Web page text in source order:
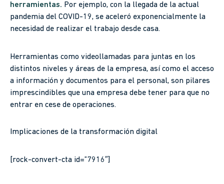
herramientas. Por ejemplo, con la llegada de la actual
pandemia del COVID-19, se aceleró exponencialmente la
necesidad de realizar el trabajo desde casa.
Herramientas como videollamadas para juntas en los
distintos niveles y áreas de la empresa, así como el acceso
a información y documentos para el personal, son pilares
imprescindibles que una empresa debe tener para que no
entrar en cese de operaciones.
Implicaciones de la transformación digital
[rock-convert-cta id=”7916″]